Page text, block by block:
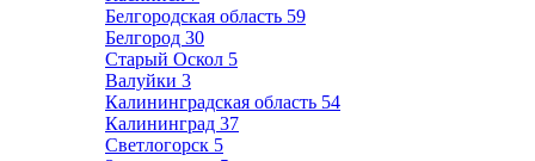
Белгородская область 59
Белгород 30
Старый Оскол 5
Валуйки 3
Калининградская область 54
Калининград 37
Светлогорск 5